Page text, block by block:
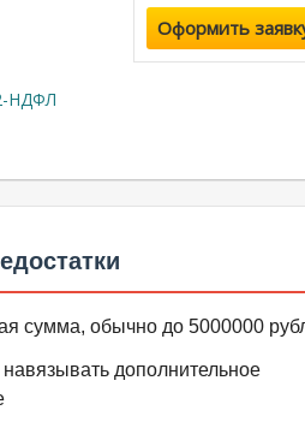
НДФЛ
Оформить
сумма, обычно до 5000000
навязывать дополнительное